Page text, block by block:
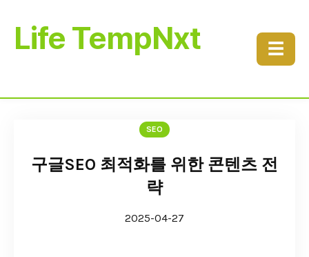
Life TempNxt ☰
SEO
구글SEO 최적화를 위한 콘텐츠 전
략
2025-04-27